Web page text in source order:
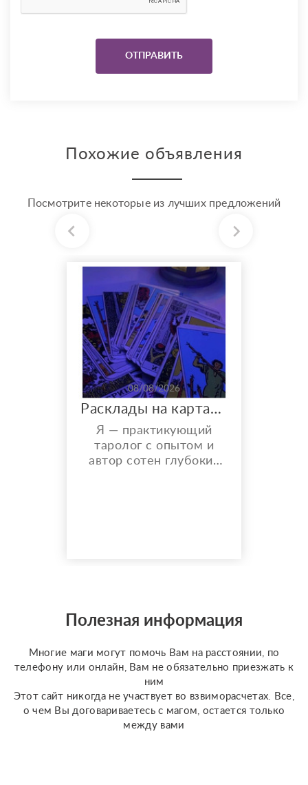
Похожие объявления
Посмотрите некоторые из лучших предложений
08/08/2026
Расклады на картах Таро. Таролог онлайн.
Я — практикующий
таролог с опытом и
автор сотен глубоких
конкретную задачу
(Классическое Таро
Таро ...
Полезная информация
Многие маги могут помочь Вам на расстоянии, по
телефону или онлайн, Вам не обязательно приезжать к
ним
Этот сайт никогда не участвует во взвиморасчетах. Все,
о чем Вы договариваетесь с магом, остается только
между вами